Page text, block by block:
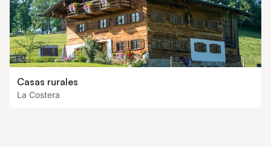
Casas rurales
La Costera